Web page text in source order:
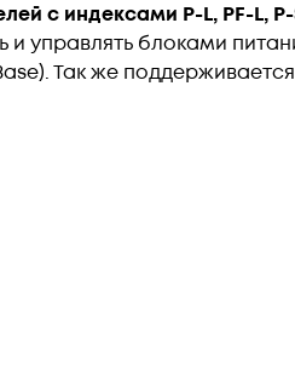
с индексами P-L, PF-L,
управлять блоками
Так же